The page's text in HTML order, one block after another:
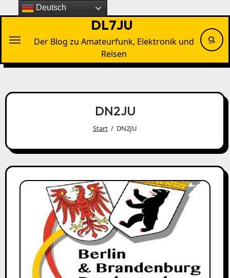
Inhalten
DL7JU
Der Blog zu Amateurfunk, Elektronik und
Reisen
DN2JU
Start DN2JU
Deutsch